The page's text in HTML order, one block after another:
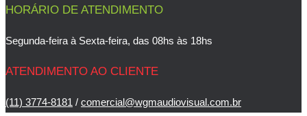
HORÁRIO DE ATENDIMENTO
Segunda-feira à Sexta-feira, das 08hs às 18hs
ATENDIMENTO AO CLIENTE
(11) 3774-8181 / comercial@wgmaudiovisual.com.br